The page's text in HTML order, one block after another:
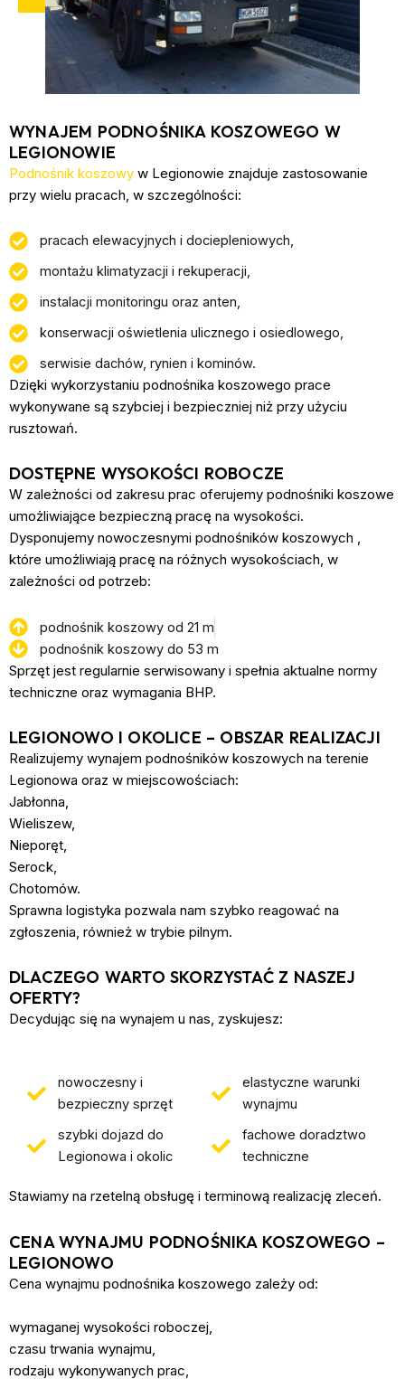
WYNAJEM PODNOŚNIKA KOSZOWEGO W
LEGIONOWIE
Podnośnik koszowy w Legionowie znajduje zastosowanie
przy wielu pracach, w szczególności:
pracach elewacyjnych i dociepleniowych,
montażu klimatyzacji i rekuperacji,
instalacji monitoringu oraz anten,
konserwacji oświetlenia ulicznego i osiedlowego,
serwisie dachów, rynien i kominów.
Dzięki wykorzystaniu podnośnika koszowego prace
wykonywane są szybciej i bezpieczniej niż przy użyciu
rusztowań.
DOSTĘPNE WYSOKOŚCI ROBOCZE
W zależności od zakresu prac oferujemy podnośniki koszowe
umożliwiające bezpieczną pracę na wysokości.
Dysponujemy nowoczesnymi podnośników koszowych ,
które umożliwiają pracę na różnych wysokościach, w
zależności od potrzeb:
podnośnik koszowy od 21 m
podnośnik koszowy do 53 m
Sprzęt jest regularnie serwisowany i spełnia aktualne normy
techniczne oraz wymagania BHP.
LEGIONOWO I OKOLICE – OBSZAR REALIZACJI
Realizujemy wynajem podnośników koszowych na terenie
Legionowa oraz w miejscowościach:
Jabłonna,
Wieliszew,
Nieporęt,
Serock,
Chotomów.
Sprawna logistyka pozwala nam szybko reagować na
zgłoszenia, również w trybie pilnym.
DLACZEGO WARTO SKORZYSTAĆ Z NASZEJ
OFERTY?
Decydując się na wynajem u nas, zyskujesz:
nowoczesny i
bezpieczny sprzęt
szybki dojazd do
Legionowa i okolic
elastyczne warunki
wynajmu
fachowe doradztwo
techniczne
Stawiamy na rzetelną obsługę i terminową realizację zleceń.
CENA WYNAJMU PODNOŚNIKA KOSZOWEGO –
LEGIONOWO
Cena wynajmu podnośnika koszowego zależy od:
wymaganej wysokości roboczej,
czasu trwania wynajmu,
rodzaju wykonywanych prac,